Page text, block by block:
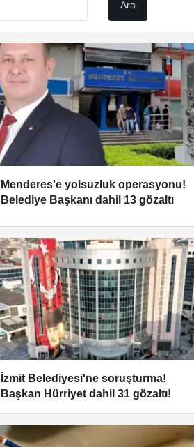
Menderes'e yolsuzluk operasyonu!
Belediye Başkanı dahil 13 gözaltı
İzmit Belediyesi'ne soruşturma!
Başkan Hürriyet dahil 31 gözaltı!